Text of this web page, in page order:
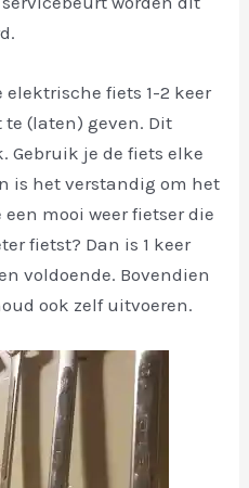
fiets 1-2 keer
(laten) geven. Dit
Gebruik je de fiets elke
is het verstandig om het
mooi weer fietser die
fietst? Dan is 1 keer
voldoende. Bovendien
ook zelf uitvoeren.